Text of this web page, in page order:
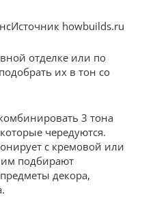
howbuilds.ru
отделке или по
их в тон со
3 тона
чередуются.
с кремовой или
подбирают
декора,